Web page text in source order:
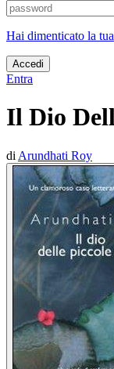
Hai dimenticato la
Accedi
Entra
Il Dio
di Arundhati Roy